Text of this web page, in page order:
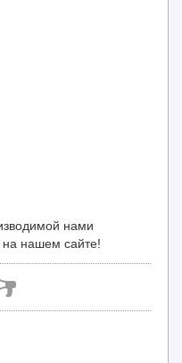
нами
на нашем сайте!